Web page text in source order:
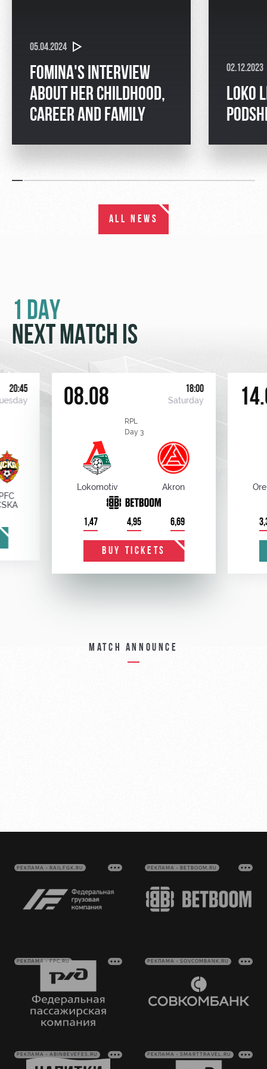
05.04.2024
FOMINA'S INTERVIEW
ABOUT HER CHILDHOOD,
CAREER AND FAMILY
02.12.2023
LOKO
ALL NEWS
1 DAY
NEXT MATCH IS
20:45 08.08 18:00
Saturday
RPL
Day 3
Lokomotiv Akron
1,47 4,95 6,69
BUY TICKETS
Match announce
РЕКЛАМА • RAILFGK.RU РЕКЛАМА • BETBOOM.RU
РЕКЛАМА • FPC.RU РЕКЛАМА • SOVCOMBANK.RU
РЕКЛАМА • ABINBEVEFES.RU РЕКЛАМА • SMARTTRAVEL.RU